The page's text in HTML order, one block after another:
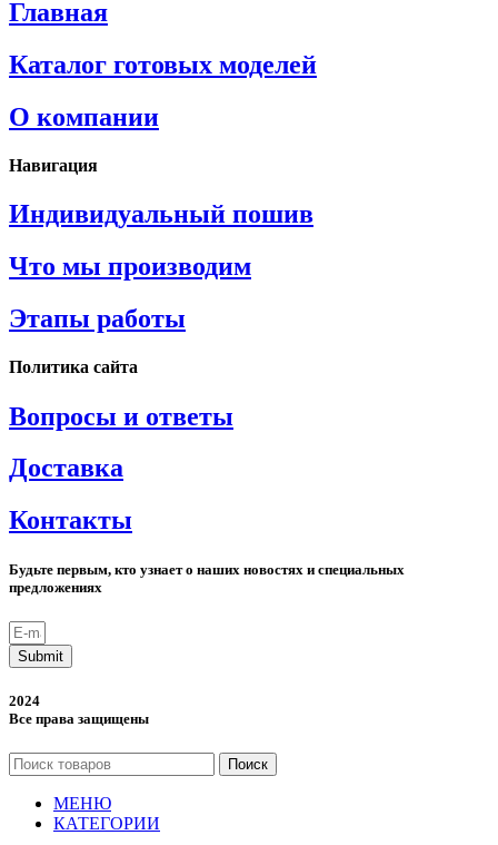
Главная
Каталог готовых моделей
О компании
Навигация
Индивидуальный пошив
Что мы производим
Этапы работы
Политика сайта
Вопросы и ответы
Доставка
Контакты
Будьте первым, кто узнает о наших новостях и специальных
предложениях
Submit
2024
Все права защищены
Поиск
МЕНЮ
КАТЕГОРИИ